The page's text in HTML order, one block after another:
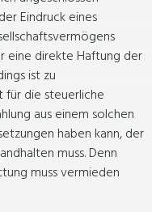
Eindruck eines
eine direkte Haftung der
ist zu
für die steuerliche
aus einem solchen
haben kann, der
muss. Denn
muss vermieden